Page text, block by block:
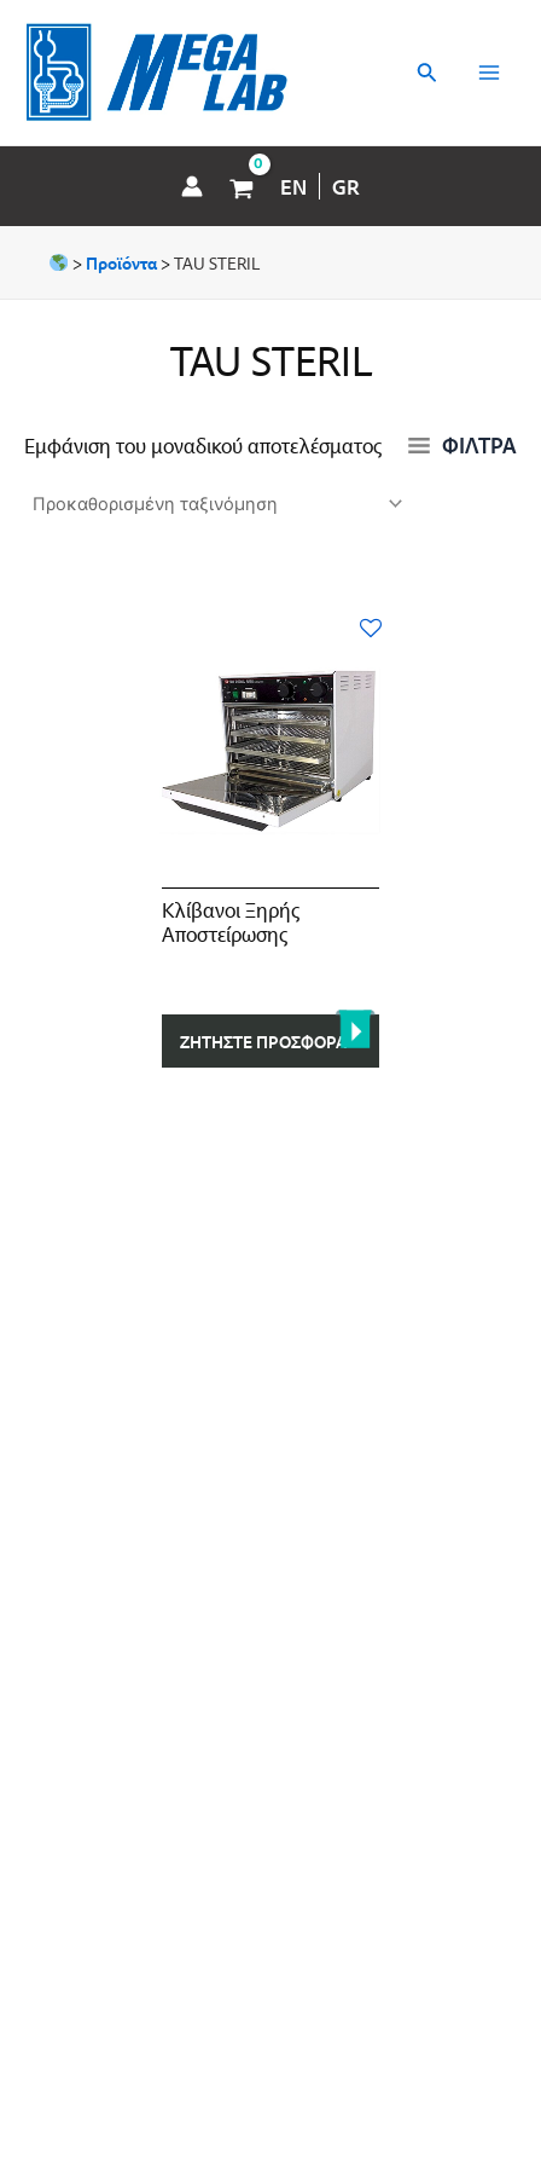
περιεχόμενο
Αναζήτηση
EN GR
> Προϊόντα>TAU STERIL
TAU STERIL
Εμφάνιση του μοναδικού αποτελέσματος ΦΙΛΤΡΑ
Κλίβανοι Ξηρής
Αποστείρωσης
ΖΗΤΉΣΤΕ ΠΡΟΣΦΟΡΆ